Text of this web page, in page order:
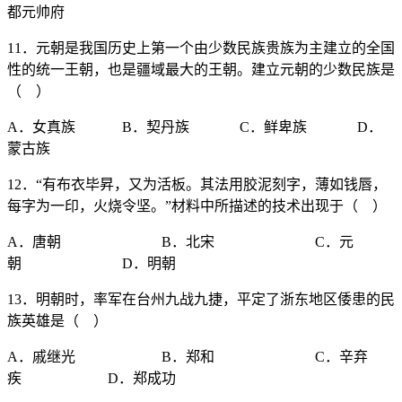
都元帅府
11．元朝是我国历史上第一个由少数民族贵族为主建立的全国
性的统一王朝，也是疆域最大的王朝。建立元朝的少数民族是
（ ）
A．女真族 B．契丹族 C．鲜卑族 D．
蒙古族
12．“有布衣毕昇，又为活板。其法用胶泥刻字，薄如钱唇，
每字为一印，火烧令坚。”材料中所描述的技术出现于（ ）
A．唐朝 B．北宋 C．元
朝 D．明朝
13．明朝时，率军在台州九战九捷，平定了浙东地区倭患的民
族英雄是（ ）
A．戚继光 B．郑和 C．辛弃
疾 D．郑成功